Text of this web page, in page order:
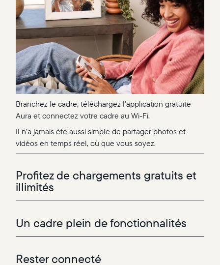
Branchez le cadre, téléchargez l'application gratuite
Aura et connectez votre cadre au Wi-Fi.
Il n’a jamais été aussi simple de partager photos et
vidéos en temps réel, où que vous soyez.
Profitez de chargements gratuits et
illimités
Un cadre plein de fonctionnalités
Rester connecté